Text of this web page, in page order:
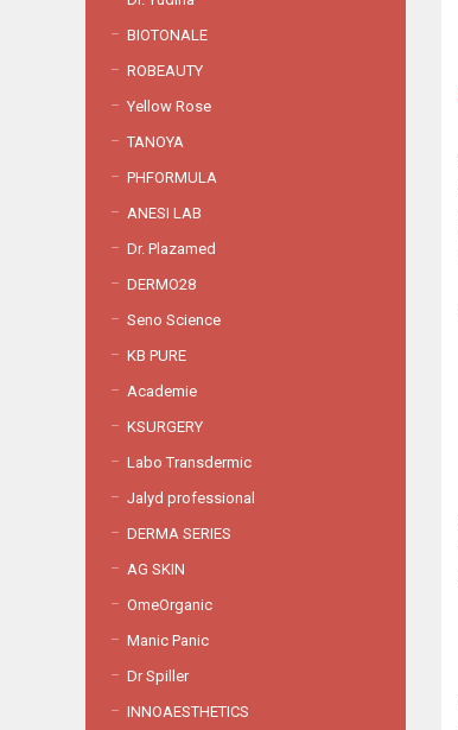
BIOTONALE
ROBEAUTY
Yellow Rose
TANOYA
PHFORMULA
ANESI LAB
Dr. Plazamed
DERMO28
Seno Science
KB PURE
Academie
KSURGERY
Labo Transdermic
Jalyd professional
DERMA SERIES
AG SKIN
OmeOrganic
Manic Panic
Dr Spiller
INNOAESTHETICS